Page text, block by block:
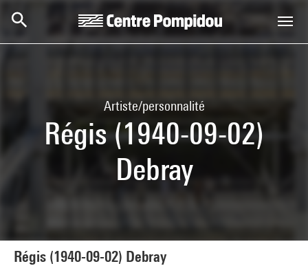
Artiste/personnalité
Régis (1940-09-02)
Debray
Régis (1940-09-02) Debray